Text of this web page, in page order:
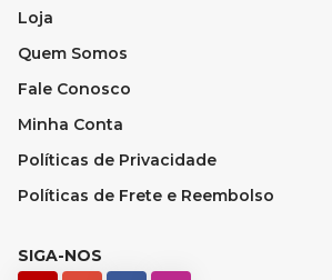
Loja
Quem Somos
Fale Conosco
Minha Conta
Políticas de Privacidade
Políticas de Frete e Reembolso
SIGA-NOS